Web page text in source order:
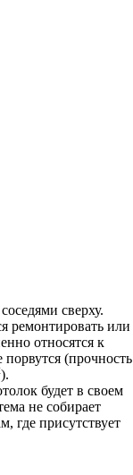
сверху.
ремонтировать или
относятся к
(прочность
).
будет в своем
не собирает
где присутствует